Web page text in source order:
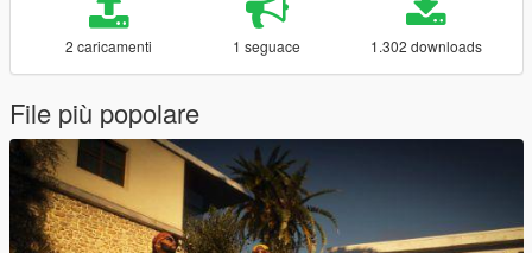
2 caricamenti 1 seguace 1.302 downloads
File più popolare